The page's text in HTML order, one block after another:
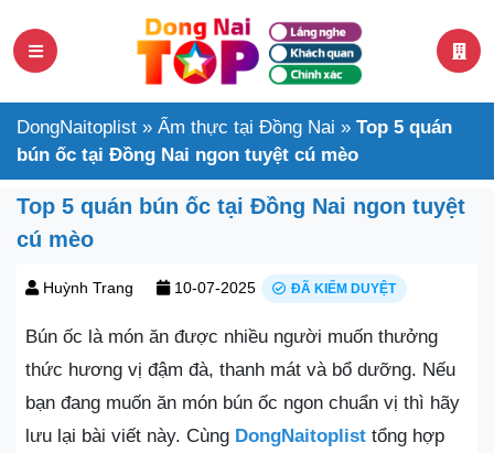
DongNaitoplist » Ẩm thực tại Đồng Nai » Top 5 quán
bún ốc tại Đồng Nai ngon tuyệt cú mèo
Top 5 quán bún ốc tại Đồng Nai ngon tuyệt
cú mèo
Huỳnh Trang 10-07-2025 ĐÃ KIỂM DUYỆT
Bún ốc là món ăn được nhiều người muốn thưởng
thức hương vị đậm đà, thanh mát và bổ dưỡng. Nếu
bạn đang muốn ăn món bún ốc ngon chuẩn vị thì hãy
lưu lại bài viết này. Cùng DongNaitoplist tổng hợp